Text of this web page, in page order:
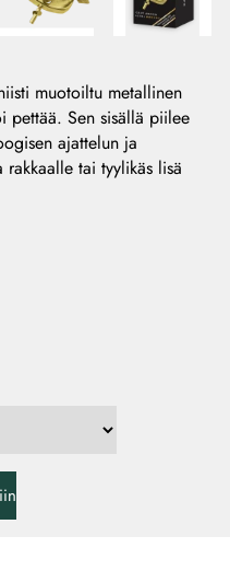
muotoiltu metallinen
pettää. Sen sisällä piilee
ajattelun ja
rakkaalle tai tyylikäs lisä